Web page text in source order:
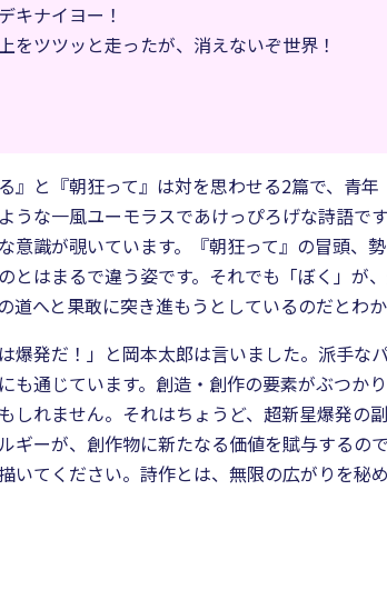
キナイヨー！
をツツッと走ったが、消えないぞ世界！
る』と『朝狂って』は対を思わせる2篇で、青
うな一風ユーモラスであけっぴろげな詩語で
意識が覗いています。『朝狂って』の冒頭、
とはまるで違う姿です。それでも「ぼく」が
道へと果敢に突き進もうとしているのだとわか
は爆発だ！」と岡本太郎は言いました。派手
も通じています。創造・創作の要素がぶつか
しれません。それはちょうど、超新星爆発の
ギーが、創作物に新たなる価値を賦与するの
いてください。詩作とは、無限の広がりを秘